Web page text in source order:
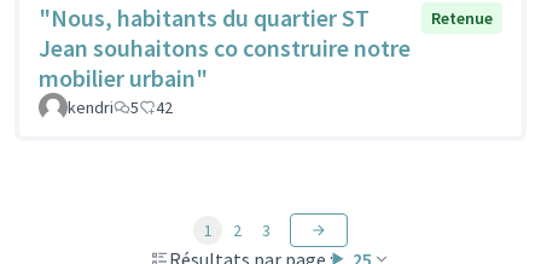
"Nous, habitants du quartier ST
Jean souhaitons co construire notre
mobilier urbain"
Retenue
kendri 5 42
Résultats par page : 25
1 2 3